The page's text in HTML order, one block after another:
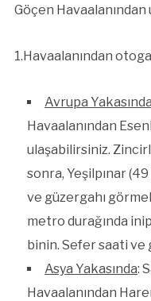
Göçen Havaalanından
1.Havaalanından
Avrupa Yakasında
Havaalanından
ulaşabilirsiniz.
sonra, Yeşilpınar
ve güzergahı
metro durağında
binin. Sefer saati ve
Asya Yakasında:
Havaalanından